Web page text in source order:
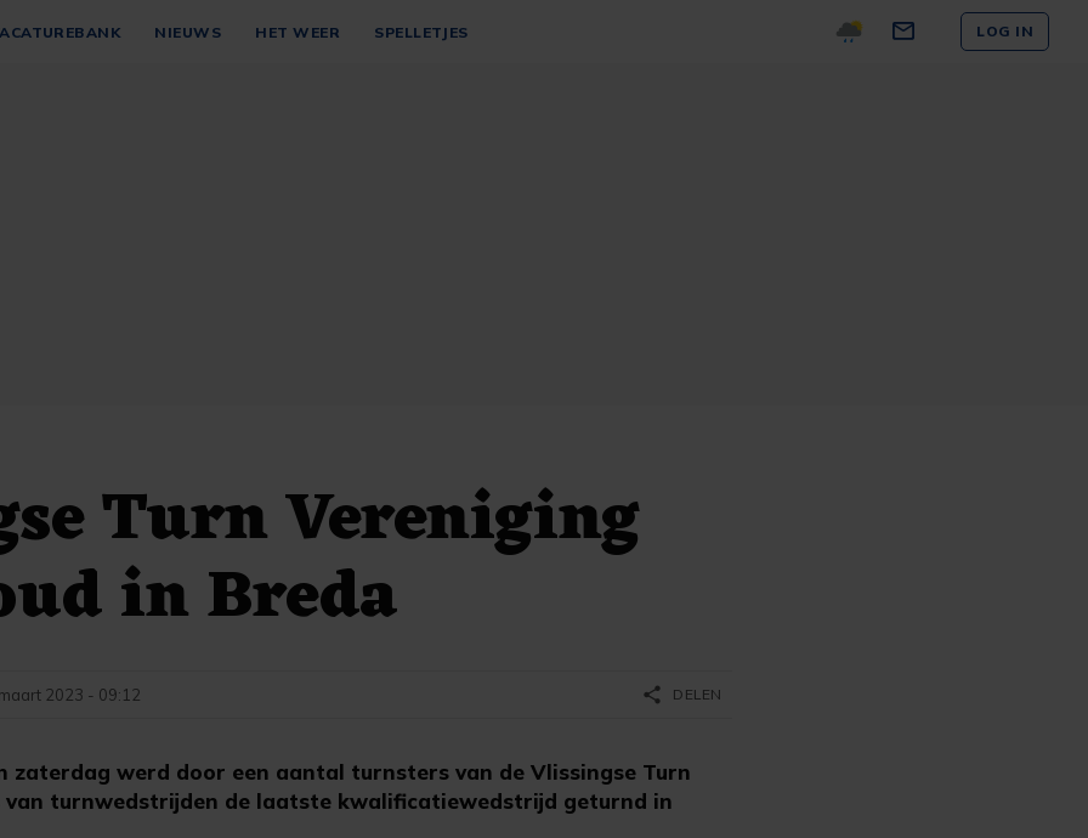
NIEUWS HET WEER SPELLETJES LOG IN
Turn Vereniging
in Breda
zaterdag werd door een aantal turnsters van de Vlissingse Turn
van turnwedstrijden de laatste kwalificatiewedstrijd geturnd in
2023 - 09:12 share DELEN